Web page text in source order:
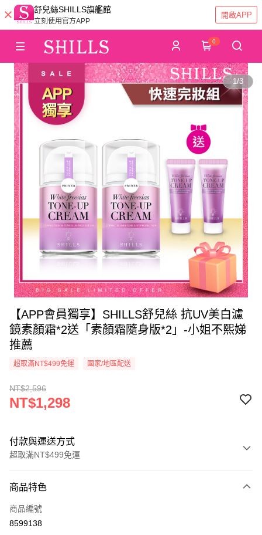
舒兒絲SHILLS旗艦館
立刻使用官方APP
開啟APP
0
1/3
【APP會員獨享】SHILLS舒兒絲 抗UV美白濾
鏡素顏霜*2送「素顏霜隨身版*2」-小姐不熙娣
推薦
超取滿NT$499免運 國家/地區配送
NT$2,596
NT$1,298
付款與運送方式
超取滿NT$499免運
信用卡一次付款
超商取貨付款
商品特色
商品編號
8599138